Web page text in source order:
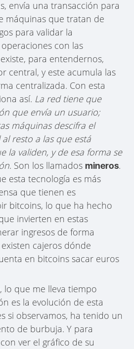
envía una transacción para
máquinas que tratan de
para validar la
con las
para entendernos,
central, y este acumula las
centralizada. Con esta
así. La red tiene que
que envía un usuario;
máquinas descifra el
al resto a las que está
la validen, y de esa forma se
. Son los llamadosmineros.
esta tecnología es más
que tienen es
bitcoins, lo que ha hecho
invierten en estas
ingresos de forma
existen cajeros dónde
en bitcoins sacar euros
lo que me lleva tiempo
es la evolución de esta
si observamos, ha tenido un
de burbuja. Y para
ver el gráfico de su